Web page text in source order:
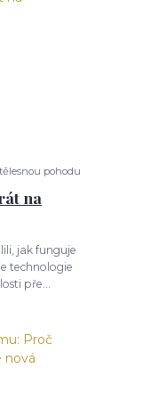
pohodu
na
jak funguje
technologie
pře...